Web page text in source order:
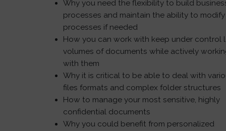
Why you need the flexibility to build
processes and maintain the ability to modify
processes if needed
How you can work with keep under control
volumes of documents while actively
with them
Why it is critical to be able to deal with
files formats and complex folder structures
How to manage your most sensitive, highly
confidential documents
Why you could benefit from personalized